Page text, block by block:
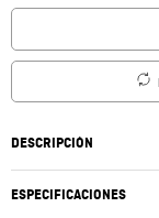
DESCRIPCIÓN
ESPECIFICACIONES